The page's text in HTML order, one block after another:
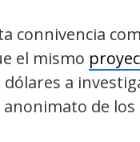
connivencia
el mismo
a
de